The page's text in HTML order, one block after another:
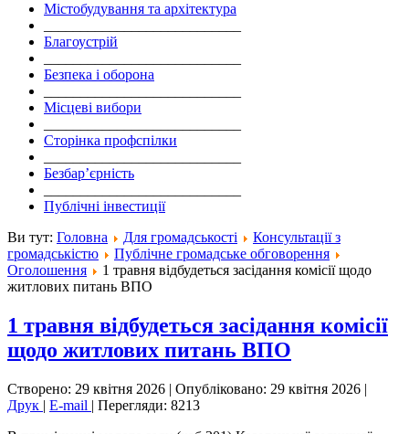
Містобудування та архітектура
Благоустрій
Безпека і оборона
Місцеві вибори
Сторінка профспілки
Безбар’єрність
Публічні інвестиції
Ви тут: Головна Для громадськості
Консультації з
громадськістю
Публічне громадське обговорення
Оголошення
1 травня відбудеться засідання комісії щодо
житлових питань ВПО
1 травня відбудеться засідання комісії
щодо житлових питань ВПО
Створено: 29 квітня 2026 | Опубліковано: 29 квітня 2026 |
Друк | E-mail | Перегляди: 8213